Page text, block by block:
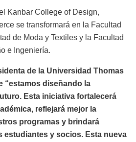
Kanbar College of Design,
se transformará en la Facultad
de Moda y Textiles y la Facultad
e Ingeniería.
de la Universidad Thomas
“estamos diseñando la
Esta iniciativa fortalecerá
reflejará mejor la
programas y brindará
estudiantes y socios. Esta nueva